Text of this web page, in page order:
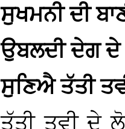
ਸੁਖਮਨੀ ਦੀ
ਉਬਲਦੀ ਦੇਗ ਦੇ
ਸੁਣਿਐ ਤੱਤੀ
ਤੱਤੀ ਤਵੀ ਦੇ